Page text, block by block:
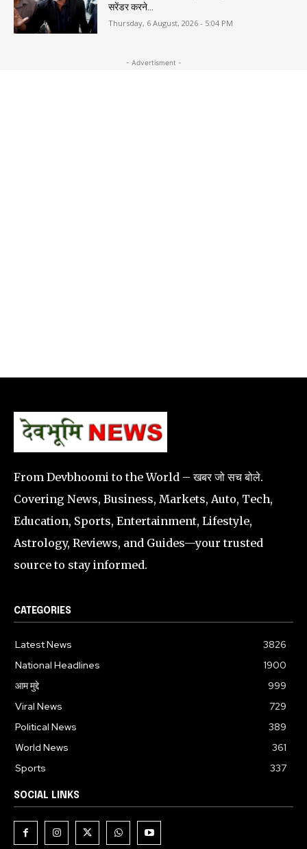
सरेंडर करने...
Thursday, 6 August, 2026 - 5:04 PM
- Advertisment -
From Devbhoomi to the World – खबर जो सच बोले.
Covering News, Business, Markets, Auto, Tech,
Education, Sports, Entertainment, Lifestyle,
Astrology, Reviews, and Guides—your trusted
source to stay informed.
CATEGORIES
Latest News
3826
National Headlines
1900
आम मुद्दे
999
Viral News
729
Political News
389
World News
361
Sports
337
SOCIAL LINKS